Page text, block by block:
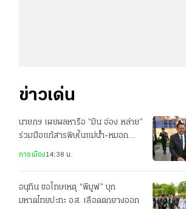
ข่าวเด่น
นายกฯ เผยผลหารือ “มิน อ่อง หล่าย”
ร่วมมือแก้สารพิษในแม่น้ำ-หมอก
ควัน-ยาเสพติด
การเมือง14:38 น.
อนุทิน ขอโทษเหตุ “พีมูฟ” บุก
มหาดไทยปะทะ อส. เลือดตกยางออก